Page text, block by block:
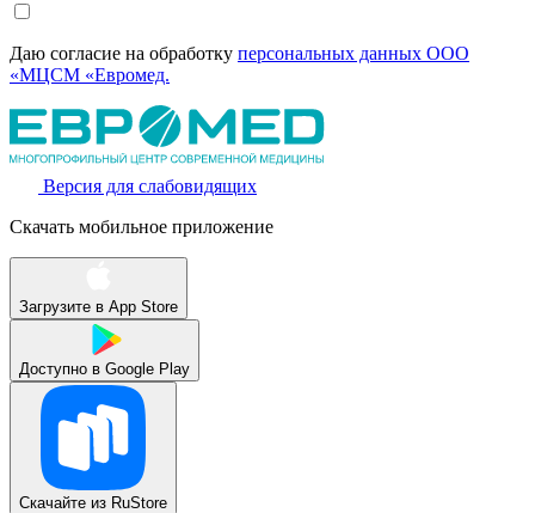
Даю согласие на обработку персональных данных ООО
«МЦСМ «Евромед.
Версия для слабовидящих
Скачать мобильное приложение
Загрузите в App Store
Доступно в Google Play
Скачайте из RuStore